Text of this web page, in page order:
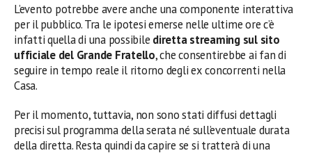
L’evento potrebbe avere anche una componente interattiva
per il pubblico. Tra le ipotesi emerse nelle ultime ore c’è
infatti quella di una possibile diretta streaming sul sito
ufficiale del Grande Fratello, che consentirebbe ai fan di
seguire in tempo reale il ritorno degli ex concorrenti nella
Casa.
Per il momento, tuttavia, non sono stati diffusi dettagli
precisi sul programma della serata né sull’eventuale durata
della diretta. Resta quindi da capire se si tratterà di una